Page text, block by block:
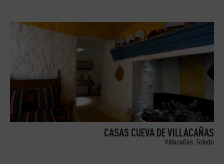
CASAS CUEVA DE VILLACAÑAS
Villacañas. Toledo